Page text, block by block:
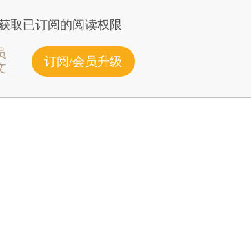
取已订阅的阅读权限
订阅/会员升级